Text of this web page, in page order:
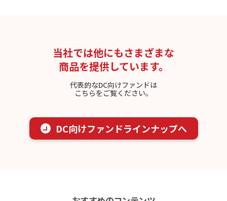
当社では他にもさまざまな
商品を提供しています。
代表的なDC向けファンドは
こちらをご覧ください。
DC向けファンドラインナップへ